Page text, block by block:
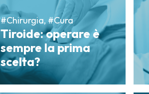
#Chirurgia, #Cura
Tiroide: operare è
sempre la prima
scelta?